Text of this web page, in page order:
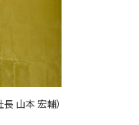
山本 宏輔）